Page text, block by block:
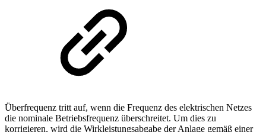
Überfrequenz tritt auf, wenn die Frequenz des elektrischen Netzes
die nominale Betriebsfrequenz überschreitet. Um dies zu
korrigieren, wird die Wirkleistungsabgabe der Anlage gemäß einer